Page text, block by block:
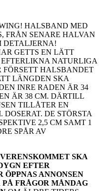
HALSBAND MED
FRÅN SENARE HALVAN
DETALJERNA!
GETTS EN LÄTT
NATURLIGA
HALSBANDET
LÄNGDEN SKA
INRE RADEN ÄR 34
ÄR 38 CM. DÄRTILL
TILLÅTER EN
DE STÖRSTA
2,5 CM SAMT 1
SPÅR AV
SKA
EFTER
ÖPPNAS ANNONSEN
PÅ FRÅGOR MÅNDAG